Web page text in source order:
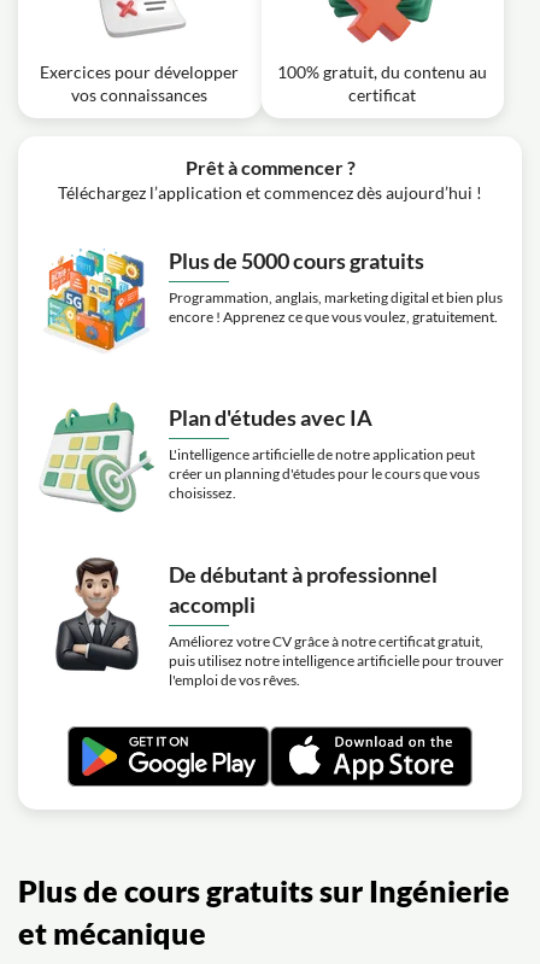
Exercices pour développer
vos connaissances
100% gratuit, du contenu au
certificat
Prêt à commencer ?
Téléchargez l’application et commencez dès aujourd’hui !
Plus de 5000 cours gratuits
Programmation, anglais, marketing digital et bien plus
encore ! Apprenez ce que vous voulez, gratuitement.
Plan d'études avec IA
L'intelligence artificielle de notre application peut
créer un planning d'études pour le cours que vous
choisissez.
De débutant à professionnel
accompli
Améliorez votre CV grâce à notre certificat gratuit,
puis utilisez notre intelligence artificielle pour trouver
l'emploi de vos rêves.
Plus de cours gratuits sur Ingénierie
et mécanique